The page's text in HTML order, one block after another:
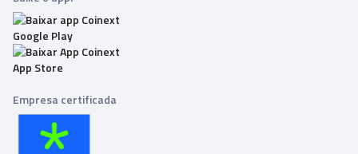
Empresa certificada